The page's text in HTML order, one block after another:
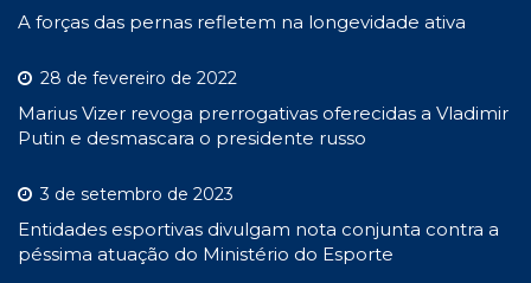
A forças das pernas refletem na longevidade ativa
28 de fevereiro de 2022
Marius Vizer revoga prerrogativas oferecidas a Vladimir
Putin e desmascara o presidente russo
3 de setembro de 2023
Entidades esportivas divulgam nota conjunta contra a
péssima atuação do Ministério do Esporte